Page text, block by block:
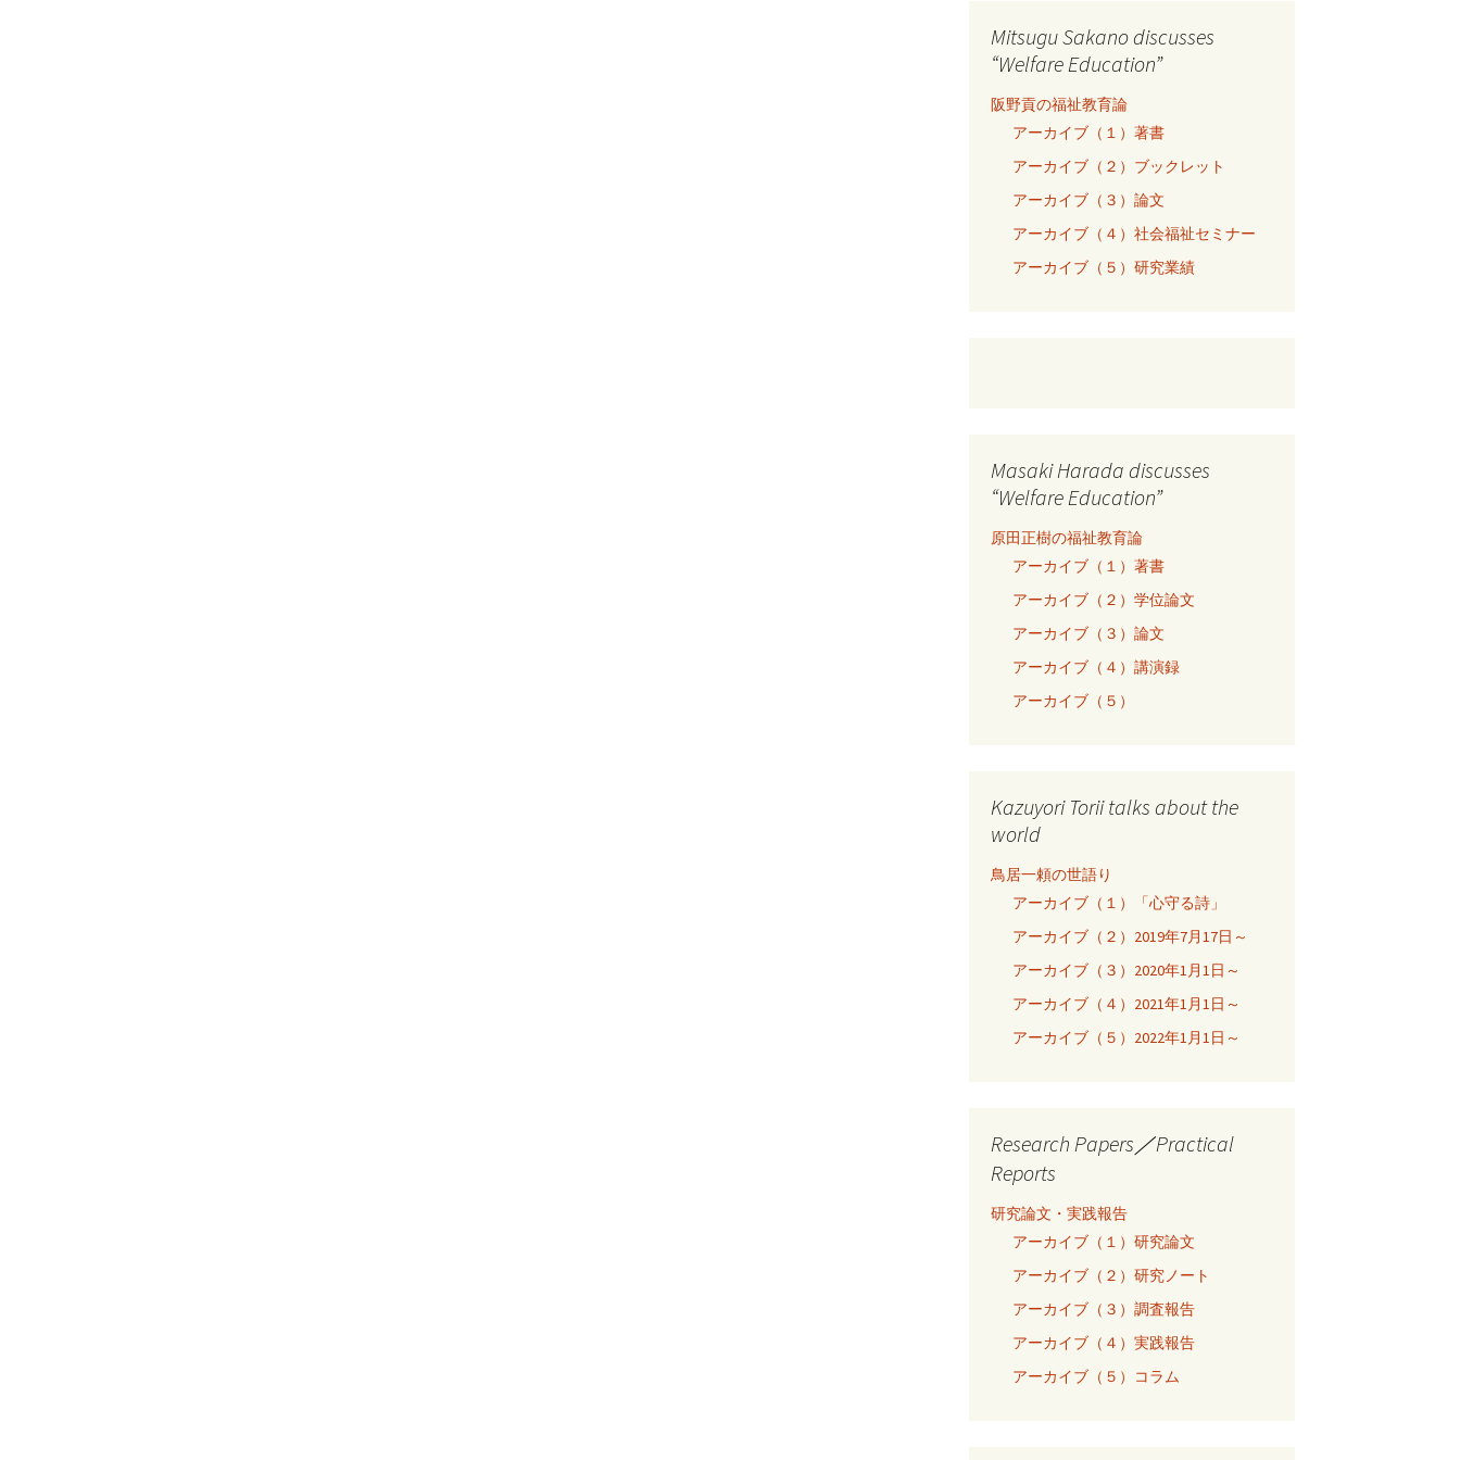
Mitsugu Sakano discusses
“Welfare Education”
阪野貢の福祉教育論
アーカイブ（１）著書
アーカイブ（２）ブックレット
アーカイブ（３）論文
アーカイブ（４）社会福祉セミナー
アーカイブ（５）研究業績
Masaki Harada discusses
“Welfare Education”
原田正樹の福祉教育論
アーカイブ（１）著書
アーカイブ（２）学位論文
アーカイブ（３）論文
アーカイブ（４）講演録
アーカイブ（５）
Kazuyori Torii talks about the
world
鳥居一頼の世語り
アーカイブ（１）「心守る詩」
アーカイブ（２）2019年7月17日～
アーカイブ（３）2020年1月1日～
アーカイブ（４）2021年1月1日～
アーカイブ（５）2022年1月1日～
Research Papers／Practical
Reports
研究論文・実践報告
アーカイブ（１）研究論文
アーカイブ（２）研究ノート
アーカイブ（３）調査報告
アーカイブ（４）実践報告
アーカイブ（５）コラム